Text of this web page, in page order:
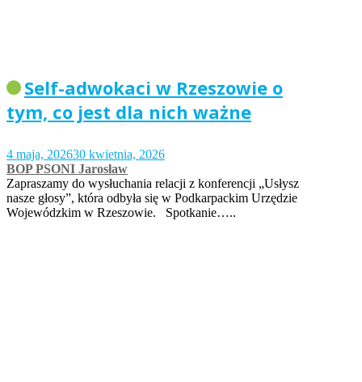
Self-adwokaci w Rzeszowie o
tym, co jest dla nich ważne
4 maja, 202630 kwietnia, 2026
BOP PSONI Jarosław
Zapraszamy do wysłuchania relacji z konferencji „Usłysz
nasze głosy”, która odbyła się w Podkarpackim Urzędzie
Wojewódzkim w Rzeszowie. Spotkanie…..